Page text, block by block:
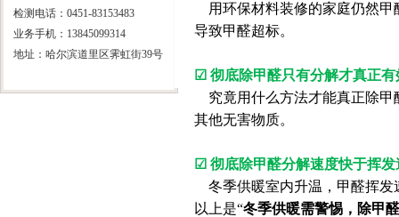
检测电话：0451-83153483
业务手机：13845099314
地址：哈尔滨道里区霁虹街39号
用环保材料装修的家庭仍然
导致甲醛超标。
☑ 彻底除甲醛只有分解才真正有
究竟用什么方法才能真正除
其他无害物质。
☑ 彻底除甲醛分解速度快于挥
冬季供暖室内升温，甲醛挥
以上是“冬季供暖需警惕，除甲